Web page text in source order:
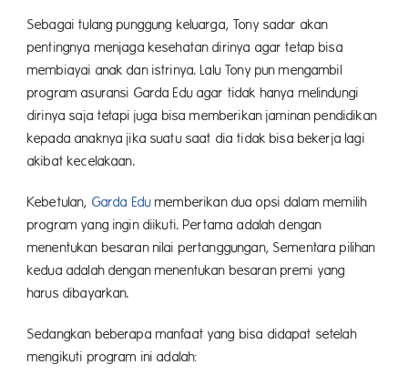
Sebagai tulang punggung keluarga, Tony sadar akan
pentingnya menjaga kesehatan dirinya agar tetap bisa
membiayai anak dan istrinya. Lalu Tony pun mengambil
program asuransi Garda Edu agar tidak hanya melindungi
dirinya saja tetapi juga bisa memberikan jaminan pendidikan
kepada anaknya jika suatu saat dia tidak bisa bekerja lagi
akibat kecelakaan.
Kebetulan, Garda Edu memberikan dua opsi dalam memilih
program yang ingin diikuti. Pertama adalah dengan
menentukan besaran nilai pertanggungan, Sementara pilihan
kedua adalah dengan menentukan besaran premi yang
harus dibayarkan.
Sedangkan beberapa manfaat yang bisa didapat setelah
mengikuti program ini adalah: